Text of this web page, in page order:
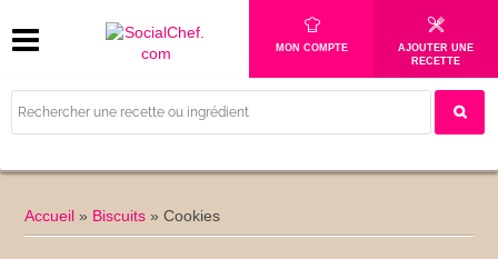
MON COMPTE
AJOUTER UNE
RECETTE
Accueil » Biscuits »Cookies